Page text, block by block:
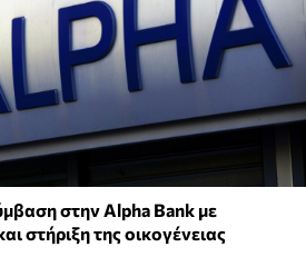
στην Alpha Bank με
στήριξη της οικογένειας